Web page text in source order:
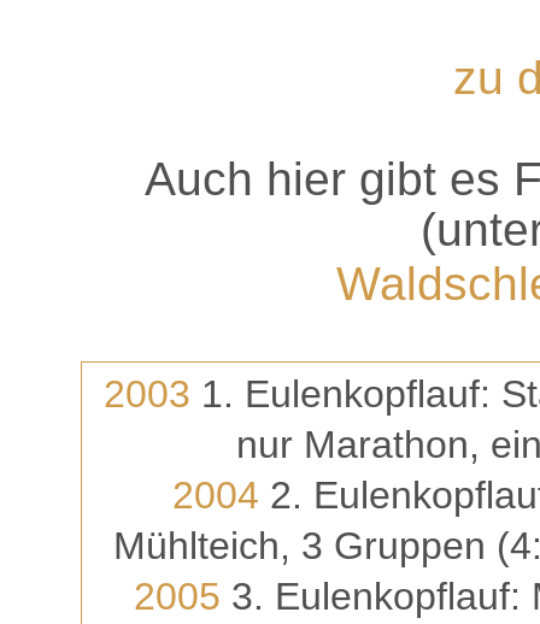
zu
Auch hier gibt es
2003 1. Eulenkopflauf:
nur Marathon,
2004 2.
Mühlteich, 3 Gruppen
2005 3. Eulenkopflauf: